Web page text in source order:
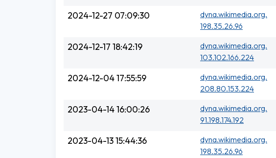
2024-12-27 07:09:30
dyna.wikimedia.org.
198.35.26.96
2024-12-17 18:42:19
dyna.wikimedia.org.
103.102.166.224
2024-12-04 17:55:59
dyna.wikimedia.org.
208.80.153.224
2023-04-14 16:00:26
dyna.wikimedia.org.
91.198.174.192
2023-04-13 15:44:36
dyna.wikimedia.org.
198.35.26.96